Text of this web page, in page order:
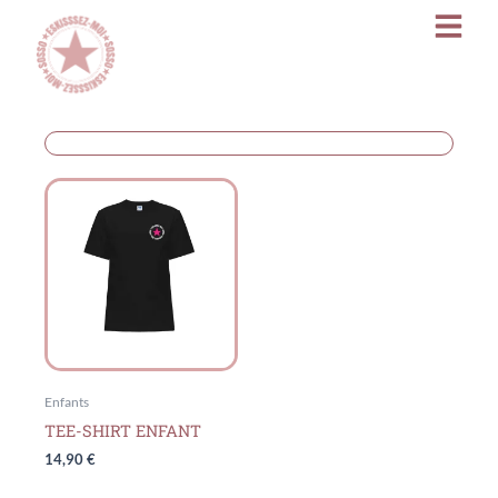
contenu
Enfants
TEE-SHIRT ENFANT
14,90€